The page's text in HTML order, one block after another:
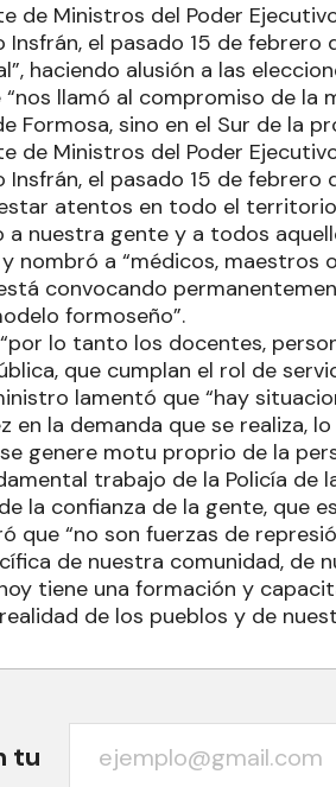
de Ministros del Poder
el pasado 15 de
haciendo alusión a las
llamó al compromiso de la
Formosa, sino en el Sur de la
de Ministros del Poder
el pasado 15 de febrero
atentos en todo el territorio
a nuestra gente y a todos
y nombró a “médicos, maestros
convocando
formoseño”.
lo tanto los docentes,
que cumplan el rol de
lamentó que “hay
en la demanda que se realiza,
genere motu proprio de la
trabajo de la Policía de
la confianza de la gente, que
que “no son fuerzas de
de nuestra comunidad, de
tiene una formación y
de los pueblos y de
tu